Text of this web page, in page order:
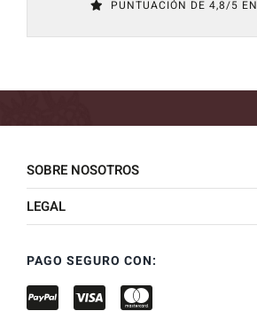
PUNTUACIÓN DE 4,8/5 EN
SOBRE NOSOTROS
LEGAL
PAGO SEGURO CON: